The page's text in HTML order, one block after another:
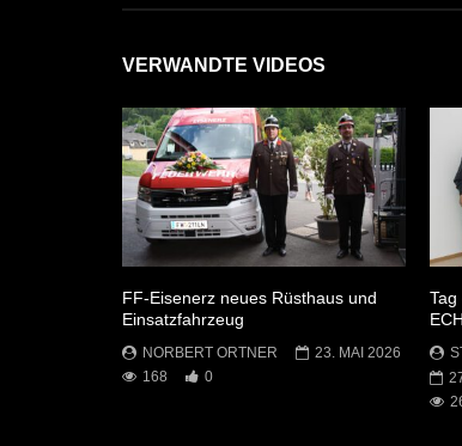
VERWANDTE VIDEOS
FF-Eisenerz neues Rüsthaus und
Einsatzfahrzeug
NORBERT ORTNER
23. MAI 2026
168
0